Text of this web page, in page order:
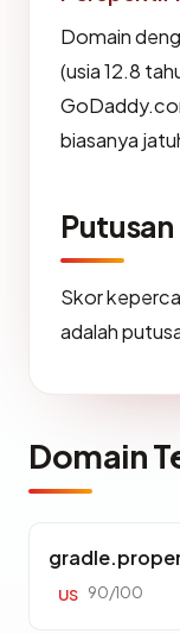
Domain
(usia 12.8
biasanya
Putusan
Skor
adalah
Domain
US 90/100